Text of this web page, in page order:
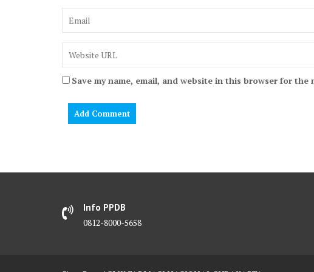
Save my name, email, and website in this browser for the
Info PPDB
0812-8000-5658